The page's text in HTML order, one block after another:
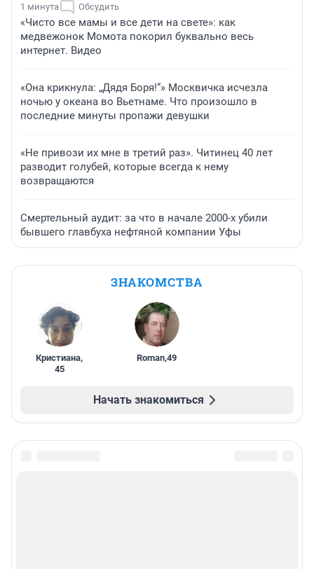
1 минута Обсудить
«Чисто все мамы и все дети на свете»: как
медвежонок Момота покорил буквально весь
интернет. Видео
«Она крикнула: „Дядя Боря!“» Москвичка исчезла
ночью у океана во Вьетнаме. Что произошло в
последние минуты пропажи девушки
«Не привози их мне в третий раз». Читинец 40 лет
разводит голубей, которые всегда к нему
возвращаются
Смертельный аудит: за что в начале 2000-х убили
бывшего главбуха нефтяной компании Уфы
ЗНАКОМСТВА
Кристиана,
45
Roman,49
Начать знакомиться